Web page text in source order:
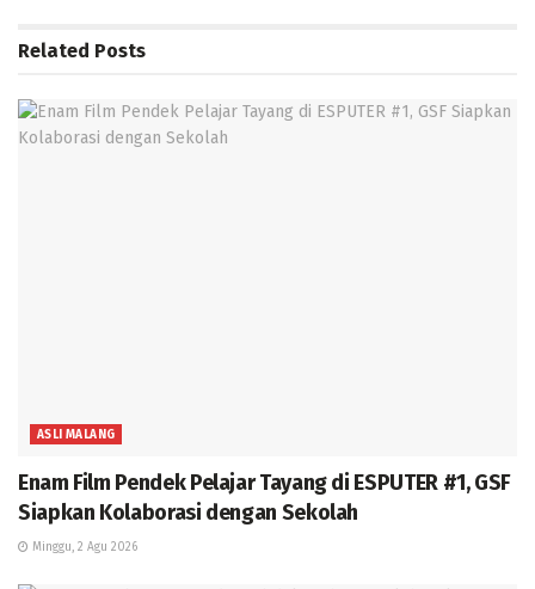
Related Posts
ASLI MALANG
Enam Film Pendek Pelajar Tayang di ESPUTER #1, GSF
Siapkan Kolaborasi dengan Sekolah
Minggu, 2 Agu 2026